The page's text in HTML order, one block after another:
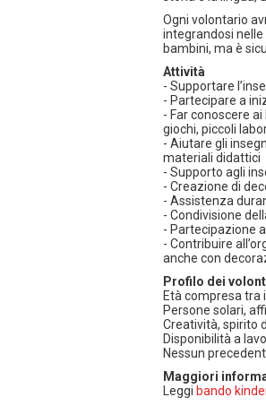
Ogni volontario
integrandosi nelle
bambini, ma è
Attività
- Supportare
- Partecipare a
- Far conoscere
giochi, piccoli
- Aiutare gli
materiali didattici
- Supporto agli
- Creazione di
- Assistenza
- Condivisione
- Partecipazione
- Contribuire
anche con
Profilo dei
Età compresa tra
Persone solari,
Creatività, spirito
Disponibilità a
Nessun
Maggiori
Leggi bando